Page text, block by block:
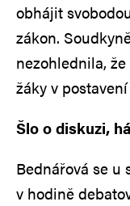
obhájit
zákon.
nezohlednila,
žáky v
Šlo o diskuzi,
Bednářová se u
v hodině